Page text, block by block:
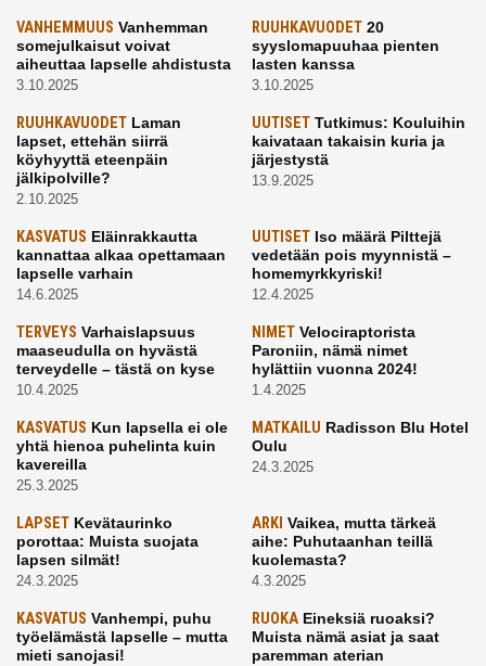
VANHEMMUUS Vanhemman
somejulkaisut voivat
aiheuttaa lapselle ahdistusta
3.10.2025
RUUHKAVUODET20
syyslomapuuhaa pienten
lasten kanssa
3.10.2025
RUUHKAVUODET Laman
lapset, ettehän siirrä
köyhyyttä eteenpäin
jälkipolville?
2.10.2025
UUTISETTutkimus: Kouluihin
kaivataan takaisin kuria ja
järjestystä
13.9.2025
KASVATUS Eläinrakkautta
kannattaa alkaa opettamaan
lapselle varhain
14.6.2025
UUTISETIso määrä Pilttejä
vedetään pois myynnistä –
homemyrkkyriski!
12.4.2025
TERVEYS Varhaislapsuus
maaseudulla on hyvästä
terveydelle – tästä on kyse
10.4.2025
NIMETVelociraptorista
Paroniin, nämä nimet
hylättiin vuonna 2024!
1.4.2025
KASVATUS Kun lapsella ei ole
yhtä hienoa puhelinta kuin
kavereilla
25.3.2025
MATKAILU Radisson Blu Hotel
Oulu
24.3.2025
LAPSET Kevätaurinko
porottaa: Muista suojata
lapsen silmät!
24.3.2025
ARKI Vaikea, mutta tärkeä
aihe: Puhutaanhan teillä
kuolemasta?
4.3.2025
KASVATUS Vanhempi, puhu
työelämästä lapselle – mutta
mieti sanojasi!
RUOKAEineksiä ruoaksi?
Muista nämä asiat ja saat
paremman aterian